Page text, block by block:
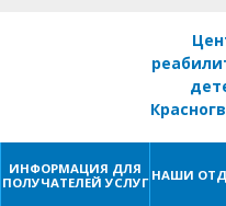
ИНФОРМАЦИЯ ДЛЯ
ПОЛУЧАТЕЛЕЙ УСЛУГ НАШИ